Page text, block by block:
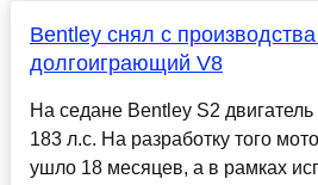
Bentley снял с
долгоиграющий V8
На седане Bentley S2
183 л.с. На разработку того
ушло 18 месяцев, а в рамках